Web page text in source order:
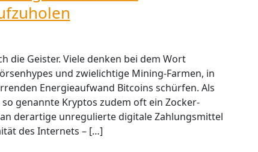
die Geister. Viele denken bei dem Wort
und zwielichtige Mining-Farmen, in
Energieaufwand Bitcoins schürfen. Als
genannte Kryptos zudem oft ein Zocker-
derartige unregulierte digitale Zahlungsmittel
des Internets – […]